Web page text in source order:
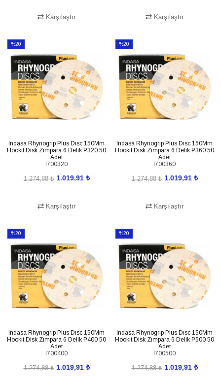
Karşılaştır Karşılaştır
%20
İndirim
%20İndirim
Indasa Rhynogrıp Plus Dısc 150Mm
Hookıt Disk Zımpara 6 Delik P320 50
Adet
I700320
1.019,91 ₺
1.274,88 ₺
Karşılaştır
%20
İndirim
%20İndirim
Indasa Rhynogrıp Plus Dısc 150Mm
Hookıt Disk Zımpara 6 Delik P360 50
Adet
I700360
1.019,91 ₺
1.274,88 ₺
Karşılaştır
%20
İndirim
%20İndirim
Indasa Rhynogrıp Plus Dısc 150Mm
Hookıt Disk Zımpara 6 Delik P400 50
Adet
I700400
1.019,91 ₺
1.274,88 ₺
%20
İndirim
%20İndirim
Indasa Rhynogrıp Plus Dısc 150Mm
Hookıt Disk Zımpara 6 Delik P500 50
Adet
I700500
1.019,91 ₺
1.274,88 ₺